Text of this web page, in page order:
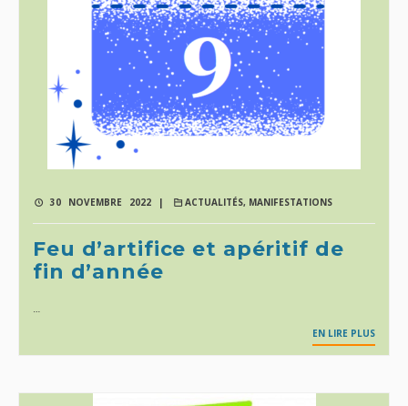
30 NOVEMBRE 2022 | ACTUALITÉS, MANIFESTATIONS
Feu d’artifice et apéritif de
fin d’année
…
EN LIRE PLUS